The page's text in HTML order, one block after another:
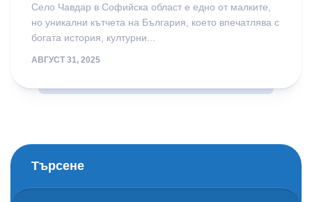
Село Чавдар в Софийска област е едно от малките,
но уникални кътчета на България, което впечатлява с
богата история, културни...
АВГУСТ 31, 2025
Търсене